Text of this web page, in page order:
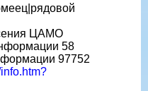
ЦАМО
58
97752